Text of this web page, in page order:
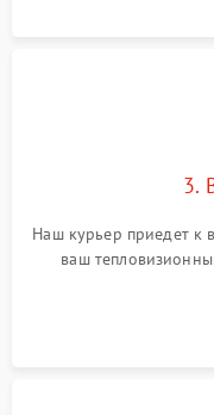
3.
Наш курьер приедет к
ваш